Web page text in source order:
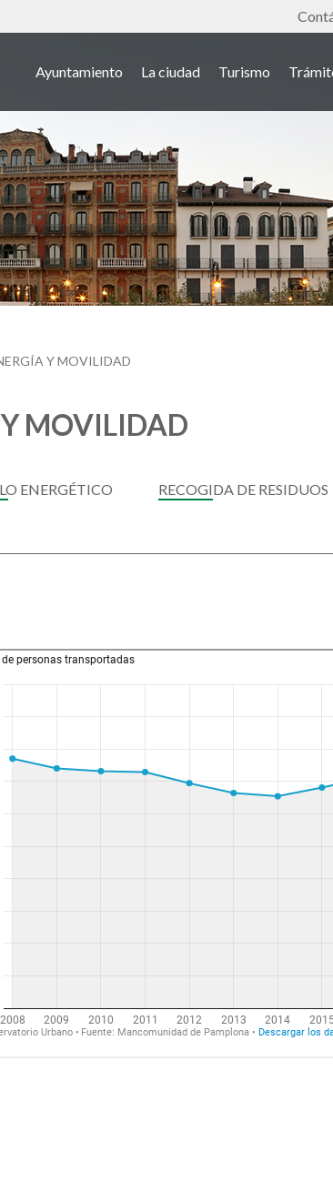
Tools
Ayuntamiento La ciudad Turismo
Y MOVILIDAD
MOVILIDAD
ENERGÉTICO RECOGIDA DE RESIDUOS